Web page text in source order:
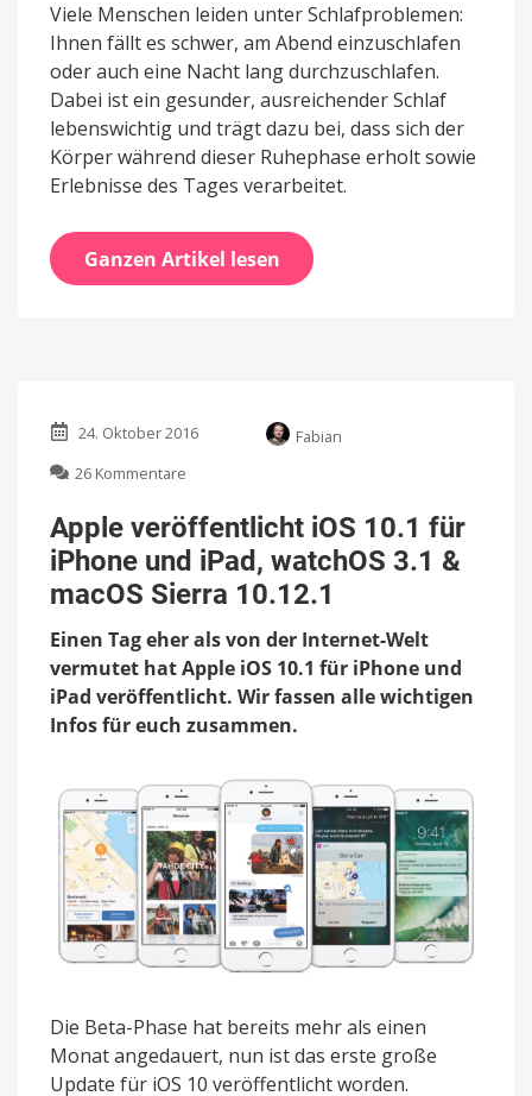
Viele Menschen leiden unter Schlafproblemen:
Ihnen fällt es schwer, am Abend einzuschlafen
oder auch eine Nacht lang durchzuschlafen.
Dabei ist ein gesunder, ausreichender Schlaf
lebenswichtig und trägt dazu bei, dass sich der
Körper während dieser Ruhephase erholt sowie
Erlebnisse des Tages verarbeitet.
Ganzen Artikel lesen
24. Oktober 2016
Fabian
26 Kommentare
veröffentlicht
iOS
10.1
für
iPhone
und
watchOS
3.1
&
10.12.1
Apple veröffentlicht iOS 10.1 für
iPhone und iPad, watchOS 3.1 &
macOS Sierra 10.12.1
Einen Tag eher als von der Internet-Welt
vermutet hat Apple iOS 10.1 für iPhone und
iPad veröffentlicht. Wir fassen alle wichtigen
Infos für euch zusammen.
Die Beta-Phase hat bereits mehr als einen
Monat angedauert, nun ist das erste große
Update für iOS 10 veröffentlicht worden.